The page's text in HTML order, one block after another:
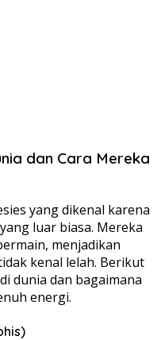
dan Cara Mereka
yang dikenal karena
luar biasa. Mereka
menjadikan
kenal lelah. Berikut
dunia dan bagaimana
energi.